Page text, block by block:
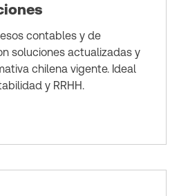
contables y de
soluciones actualizadas y
chilena vigente. Ideal
y RRHH.